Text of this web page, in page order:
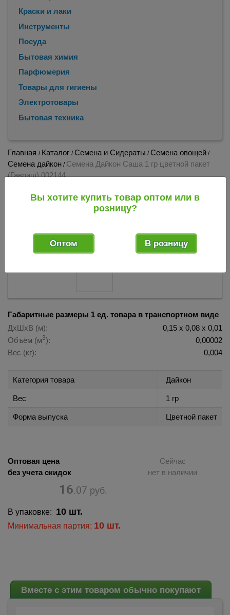
Краски и лаки
Инструменты
Посуда
Бытовая химия
Парфюмерия
Товары для гигиены
Электротовары
Бытовая техника
Главная / Каталог /Семена и Сидераты /Семена овощей /
Семена дайкон / Семена Дайкон Саша 1 гр цветной пакет
(Гавриш) 002144
(Гавриш) 002144
Код товара:002144
Габаритные размеры 1 ед. товара в транспортном виде
ДхШхВ (м):
0,15 х 0,08 х 0,01
Объём (м3):
0,00002
Вес (кг):
0,004
Категория товара Дайкон
Вес 1 гр
Форма выпуска Цветной пакет
Оптовая цена
без учета скидок
16.07 руб.
Сейчас
нет в наличии
В упаковке: 10 шт.
Минимальная партия: 10 шт.
Вместе с этим товаром обычно покупают
Вы хотите купить товар оптом или в
розницу?
Оптом В розницу